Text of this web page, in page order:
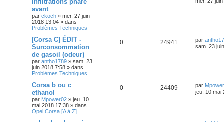
Infiltrations phare
avant
par ckoch » mer. 27 juin
2018 13:04 » dans
Problèmes Techniques
[Corsa C] ÉDIT -
Surconsommation
de gasoil (odeur)
par antho1789 » sam. 23
juin 2018 7:58 » dans
Problèmes Techniques
0 24941 par
sam. 23
Corsa b ou c
ethanol
par Mpower02 » jeu. 10
mai 2018 17:38 » dans
Opel Corsa [A à Z]
0 24409 par
jeu. 10 mai